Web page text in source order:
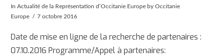
InActualité de la Représentation d’Occitanie Europe by Occitanie
Europe
7 octobre 2016
Date de mise en ligne de la recherche de partenaires :
07.10.2016 Programme/Appel à partenaires: